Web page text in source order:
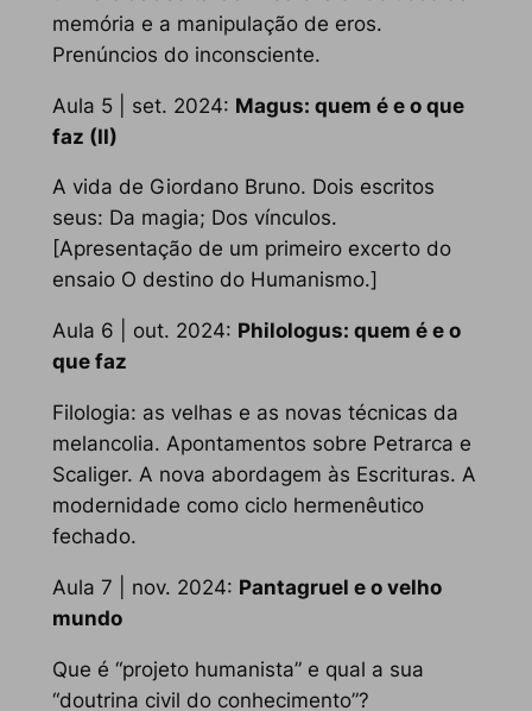
memória e a manipulação de eros.
Prenúncios do inconsciente.
Aula 5 | set. 2024: Magus: quem é e o que
faz (II)
A vida de Giordano Bruno. Dois escritos
seus: Da magia; Dos vínculos.
[Apresentação de um primeiro excerto do
ensaio O destino do Humanismo.]
Aula 6 | out. 2024: Philologus: quem é e o
que faz
Filologia: as velhas e as novas técnicas da
melancolia. Apontamentos sobre Petrarca e
Scaliger. A nova abordagem às Escrituras. A
modernidade como ciclo hermenêutico
fechado.
Aula 7 | nov. 2024: Pantagruel e o velho
mundo
Que é “projeto humanista” e qual a sua
“doutrina civil do conhecimento”?